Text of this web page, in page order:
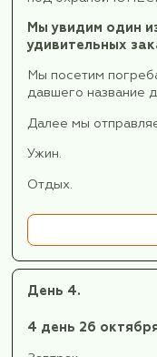
Размещение в
Отдых.
3 день 25
Завтрак.
После